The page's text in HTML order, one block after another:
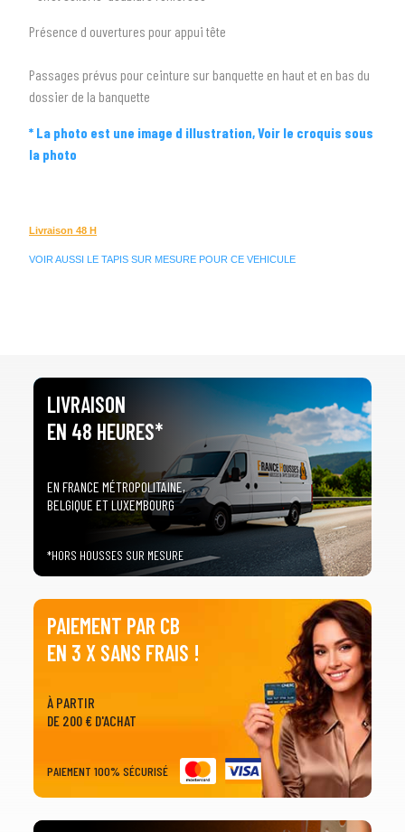
Tous les modèles
Présence d ouvertures pour appui tête
Passages prévus pour ceinture sur banquette en haut et en bas du
dossier de la banquette
* La photo est une image d illustration, Voir le croquis sous
la photo
Livraison 48 H
VOIR AUSSI LE TAPIS SUR MESURE POUR CE VEHICULE
LIVRAISON
EN 48 HEURES*
EN FRANCE MÉTROPOLITAINE,
BELGIQUE ET LUXEMBOURG
*HORS HOUSSES SUR MESURE
PAIEMENT PAR CB
EN 3 X SANS FRAIS !
À PARTIR
DE 200 € D'ACHAT
PAIEMENT 100% SÉCURISÉ